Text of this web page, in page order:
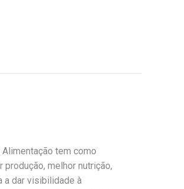
tem como
produção, melhor nutrição,
a dar visibilidade à